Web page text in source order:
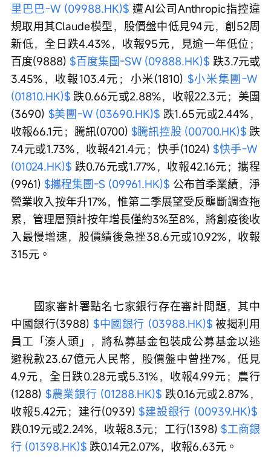
里巴巴-W (09988.HK)$ 遭AI公司Anthropic指控違
規取用其Claude模型，股價盤中低見94元，創52周
新低，全日跌4.43%，收報95元，見逾一年低位；
百度(9888) $百度集團-SW (09888.HK)$ 跌3.7元或
3.45%，收報103.4元；小米(1810) $小米集團-W
(01810.HK)$ 跌0.66元或2.88%，收報22.3元；美團
(3690) $美團-W (03690.HK)$ 跌1.65元或2.44%，
收報66.1元；騰訊(0700) $騰訊控股 (00700.HK)$ 跌
7.4元或1.73%，收報421.4元；快手(1024) $快手-W
(01024.HK)$ 跌0.76元或1.77%，收報42.16元；攜程
(9961) $攜程集團-S (09961.HK)$ 公布首季業績，淨
營業收入按年升17%，惟第二季展望受反壟斷調查拖
累，管理層預計按年增長僅約3%至8%，將創疫後收
入最慢增速，股價績後急挫38.6元或10.92%，收報
315元。
國家審計署點名七家銀行存在審計問題，其中
中國銀行(3988) $中國銀行 (03988.HK)$ 被揭利用
員工「湊人頭」，將私募基金包裝成公募基金以逃
避稅款23.67億元人民幣，股價盤中曾挫7%，低見
4.9元，全日跌0.28元或5.31%，收報4.99元；農行
(1288) $農業銀行 (01288.HK)$ 跌0.16元或2.87%，
收報5.42元；建行(0939) $建設銀行 (00939.HK)$
跌0.19元或2.24%，收報8.3元；工行(1398) $工商銀
行 (01398.HK)$ 跌0.14元2.07%，收報6.63元。